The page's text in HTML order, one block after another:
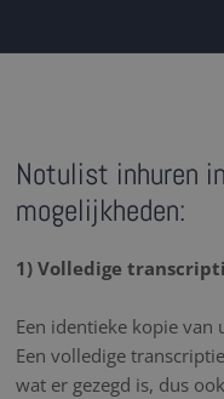
Notulist inhuren
mogelijkheden:
1) Volledige
Een identieke kopie van
Een volledige
wat er gezegd is, dus ook